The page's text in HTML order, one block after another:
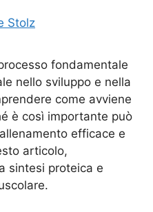
Stolz
fondamentale
nello sviluppo e nella
come avviene
è così importante può
efficace e
articolo,
sintesi proteica e